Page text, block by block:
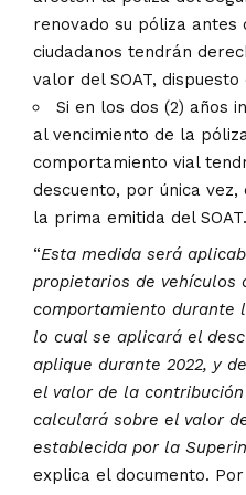
renovado su póliza antes
ciudadanos tendrán
valor del SOAT,
Si en los dos (2) años
al vencimiento de la
comportamiento vial
descuento, por única
la prima emitida del SOAT.
“Esta medida será
propietarios de vehículos
comportamiento durante
lo cual se aplicará el
aplique durante 2022, y
el valor de la contribución
calculará sobre el valor
establecida por la
explica el documento.